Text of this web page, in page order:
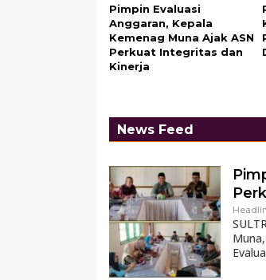
Pimpin Evaluasi
Anggaran, Kepala
Kemenag Muna Ajak ASN
Perkuat Integritas dan
Kinerja
News Feed